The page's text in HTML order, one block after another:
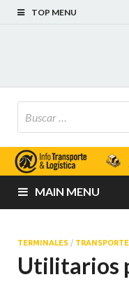
TOP MENU
MAIN MENU
TERMINALES / TRANSPORTE
Utilitarios